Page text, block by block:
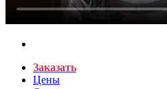
Заказать
Цены